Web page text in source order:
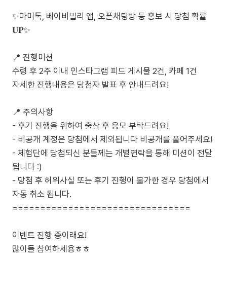
✨마미톡, 베이비빌리 앱, 오픈채팅방 등 홍보 시 당첨 확률
𝐔𝐏✨
📍 진행미션
수령 후 2주 이내 인스타그램 피드 게시물 2건, 카페 1건
자세한 진행내용은 당첨자 발표 후 안내드려요!
📍 주의사항
- 후기 진행을 위하여 출산 후 응모 부탁드려요!
- 비공개 계정은 당첨에서 제외됩니다 비공개를 풀어주세요!
- 체험단에 당첨되신 분들께는 개별연락을 통해 미션이 전달
됩니다 :)
- 당첨 후 허위사실 또는 후기 진행이 불가한 경우 당첨에서
자동 취소 됩니다.
================================
이벤트 진행 중이래요!
많이들 참여하세용ㅎㅎ